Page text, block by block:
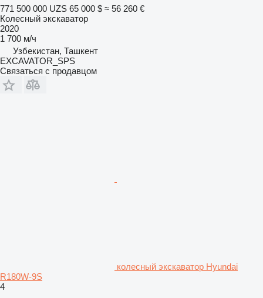
771 500 000 UZS 65 000 $ ≈ 56 260 €
Колесный экскаватор
2020
1 700 м/ч
Узбекистан, Ташкент
EXCAVATOR_SPS
Связаться с продавцом
колесный экскаватор Hyundai
R180W-9S
4